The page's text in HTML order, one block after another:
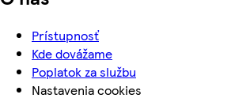
Prístupnosť
Kde dovážame
Poplatok za službu
Nastavenia cookies